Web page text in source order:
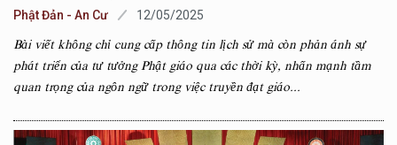
Phật Đản - An Cư 12/05/2025
Bài viết không chỉ cung cấp thông tin lịch sử mà còn phản ánh sự
phát triển của tư tưởng Phật giáo qua các thời kỳ, nhấn mạnh tầm
quan trọng của ngôn ngữ trong việc truyền đạt giáo...